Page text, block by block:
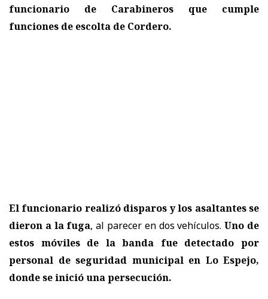
funcionario de Carabineros
que cumple
funciones de escolta de Cordero.
El funcionario realizó disparos y los asaltantes se
dieron a la fuga, al parecer en dos vehículos.Uno de
estos móviles de la banda fue detectado por
personal de seguridad municipal en Lo Espejo,
donde se inició una persecución.